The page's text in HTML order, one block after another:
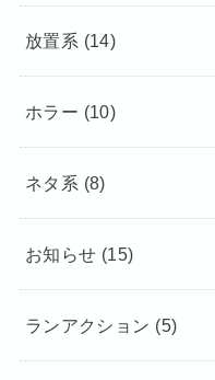
放置系 (14)
ホラー (10)
ネタ系 (8)
お知らせ (15)
ランアクション (5)